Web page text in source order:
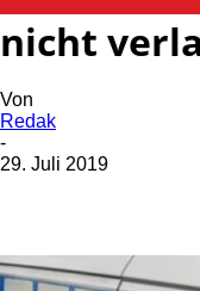
nicht
Von
Redak
-
29. Juli 2019